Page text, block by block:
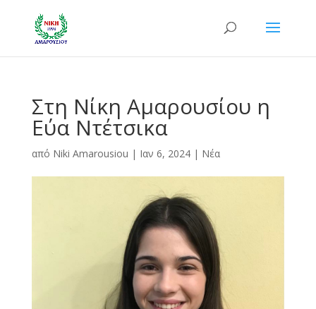
Στη Νίκη Αμαρουσίου η
Εύα Ντέτσικα
από Niki Amarousiou | Ιαν 6, 2024| Νέα